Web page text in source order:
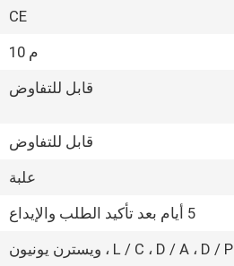
CE
م 10
قابل للتفاوض
قابل للتفاوض
علبة
5 أيام بعد تأكيد الطلب والإيداع
L / C ، D / A ، D / P ، ويسترن يونيون